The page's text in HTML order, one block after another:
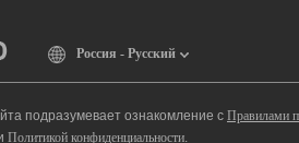
Россия - Русский
подразумевает ознакомление с Правилами
Политикой конфиденциальности.